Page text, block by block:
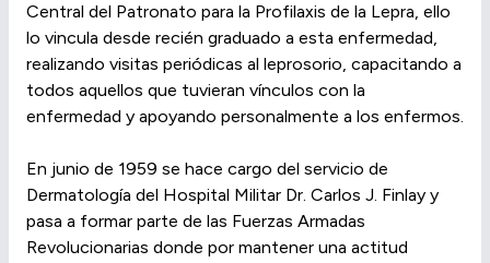
Central del Patronato para la Profilaxis de la Lepra, ello
lo vincula desde recién graduado a esta enfermedad,
realizando visitas periódicas al leprosorio, capacitando a
todos aquellos que tuvieran vínculos con la
enfermedad y apoyando personalmente a los enfermos.
En junio de 1959 se hace cargo del servicio de
Dermatología del Hospital Militar Dr. Carlos J. Finlay y
pasa a formar parte de las Fuerzas Armadas
Revolucionarias donde por mantener una actitud